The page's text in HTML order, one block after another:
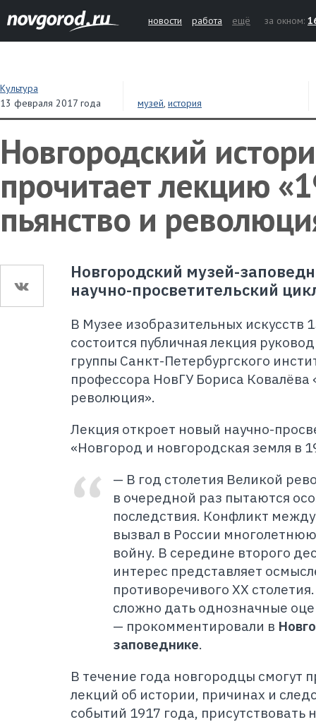
новости работа ещё за окном:
Культура
13 февраля 2017 года
музей, история
Новгородский
прочитает лекцию
пьянство и
Новгородский музей-
научно-просветительский
В Музее изобразительных искусств
состоится публичная лекция
группы Санкт-Петербургского
профессора НовГУ Бориса Ковалёва
революция».
Лекция откроет новый научно-
«Новгород и новгородская земля в
— В год столетия Великой
в очередной раз пытаются
последствия. Конфликт
вызвал в России
войну. В середине второго
интерес представляет
противоречивого XX
сложно дать однозначные
— прокомментировали в
заповеднике.
В течение года новгородцы смогут
лекций об истории, причинах и
событий 1917 года, присутствовать